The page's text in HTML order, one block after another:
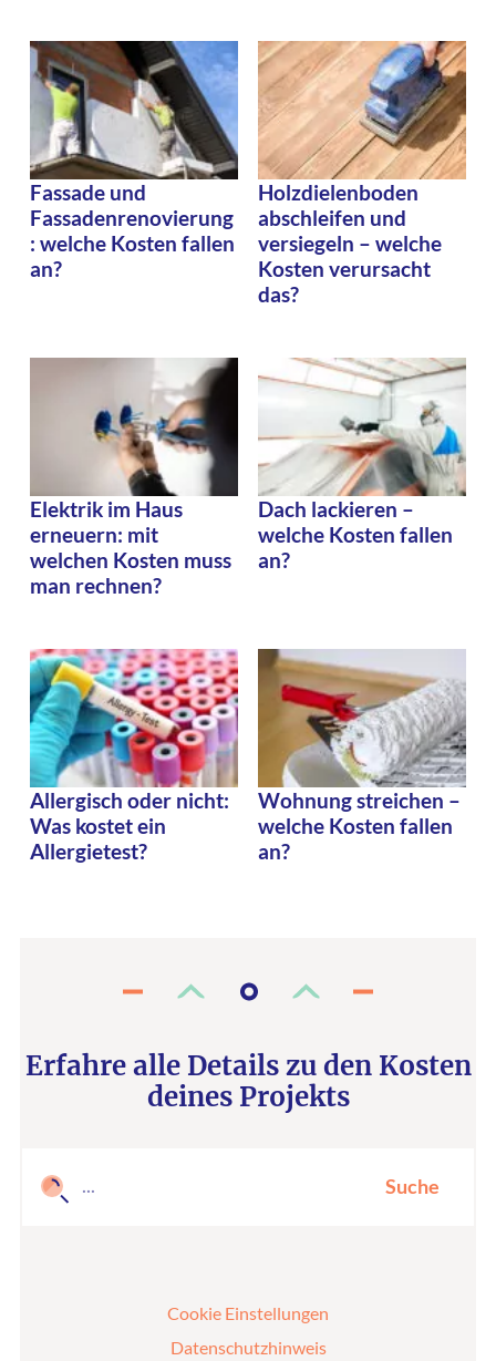
Fassade und
Fassadenrenovierung
: welche Kosten fallen
an?
Holzdielenboden
abschleifen und
versiegeln – welche
Kosten verursacht
das?
Elektrik im Haus
erneuern: mit
welchen Kosten muss
man rechnen?
Dach lackieren –
welche Kosten fallen
an?
Allergisch oder nicht:
Was kostet ein
Allergietest?
Wohnung streichen –
welche Kosten fallen
an?
Erfahre alle Details zu den Kosten
deines Projekts
Suche
Cookie Einstellungen
Datenschutzhinweis